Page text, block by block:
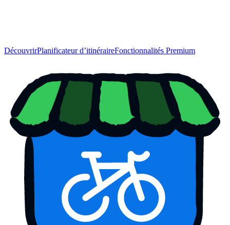
DécouvrirPlanificateur d’itinéraireFonctionnalités Premium